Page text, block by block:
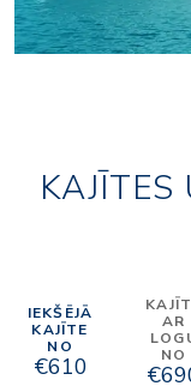
IEKŠĒJĀ
KAJĪTE
NO
€610
AR
NO